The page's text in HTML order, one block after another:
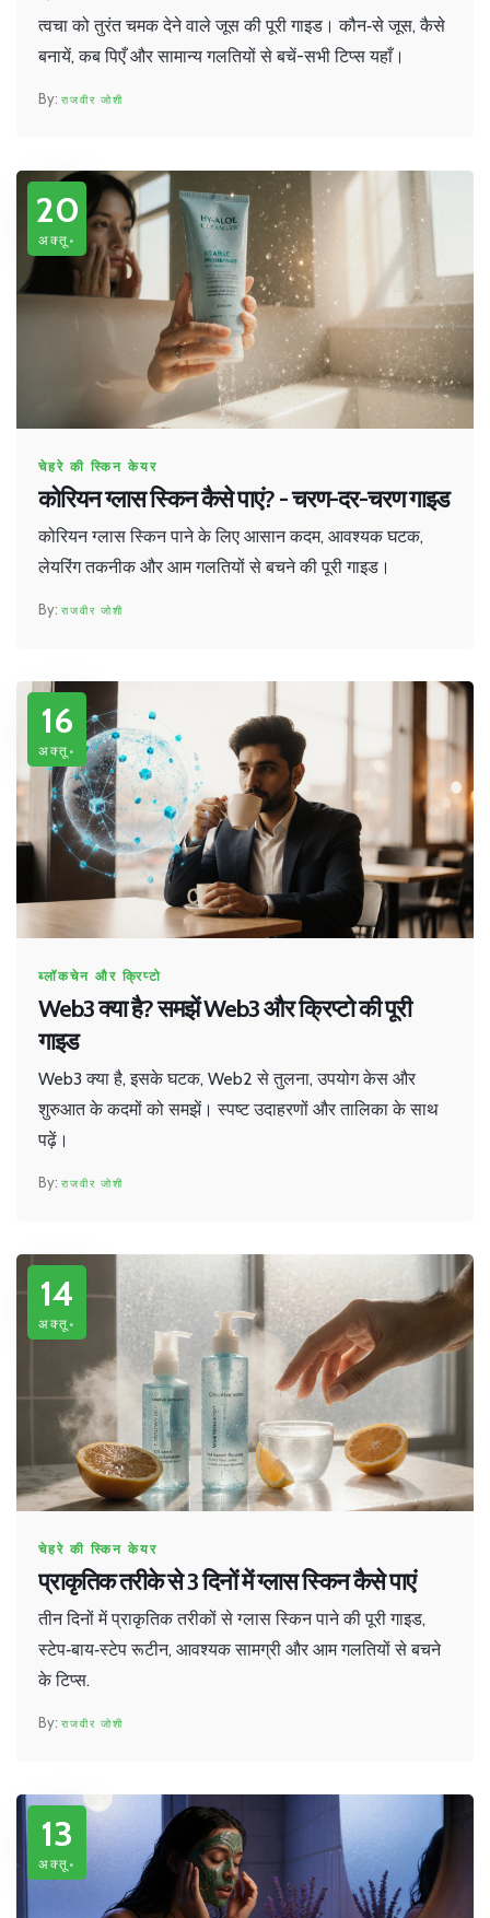
त्वचा को तुरंत चमक देने वाले जूस की पूरी गाइड। कौन‑से जूस, कैसे
बनायें, कब पिएँ और सामान्य गलतियों से बचें-सभी टिप्स यहाँ।
राजवीर जोशी
20
अक्तू॰
चेहरे की स्किन केयर
कोरियन ग्लास स्किन कैसे पाएं? - चरण-दर-चरण गाइड
कोरियन ग्लास स्किन पाने के लिए आसान कदम, आवश्यक घटक,
लेयरिंग तकनीक और आम गलतियों से बचने की पूरी गाइड।
राजवीर जोशी
16
अक्तू॰
ब्लॉकचेन और क्रिप्टो
Web3 क्या है? समझें Web3 और क्रिप्टो की पूरी
गाइड
Web3 क्या है, इसके घटक, Web2 से तुलना, उपयोग केस और
शुरुआत के कदमों को समझें। स्पष्ट उदाहरणों और तालिका के साथ
पढ़ें।
राजवीर जोशी
14
अक्तू॰
चेहरे की स्किन केयर
प्राकृतिक तरीके से 3 दिनों में ग्लास स्किन कैसे पाएं
तीन दिनों में प्राकृतिक तरीकों से ग्लास स्किन पाने की पूरी गाइड,
स्टेप‑बाय‑स्टेप रूटीन, आवश्यक सामग्री और आम गलतियों से बचने
के टिप्स.
राजवीर जोशी
13
अक्तू॰